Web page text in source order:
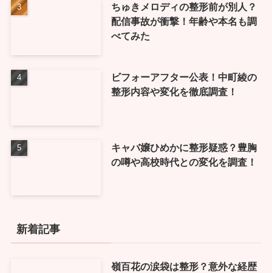
ちゅきメロディの整形前が別人？
配信事故が衝撃！年齢や本名も調
べてみた
ビフォーアフター公表！中町綾の
整形内容や変化を徹底調査！
キャバ嬢ひめかに整形疑惑？豊胸
の噂や高校時代との変化を調査！
新着記事
嶺百花の涙袋は整形？意外な経歴